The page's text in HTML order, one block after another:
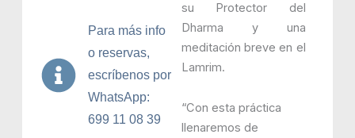
Para más info
o reservas,
escríbenos por
WhatsApp:
699 11 08 39
su Protector del
Dharma y una
meditación breve en el
Lamrim.
“Con esta práctica
llenaremos de